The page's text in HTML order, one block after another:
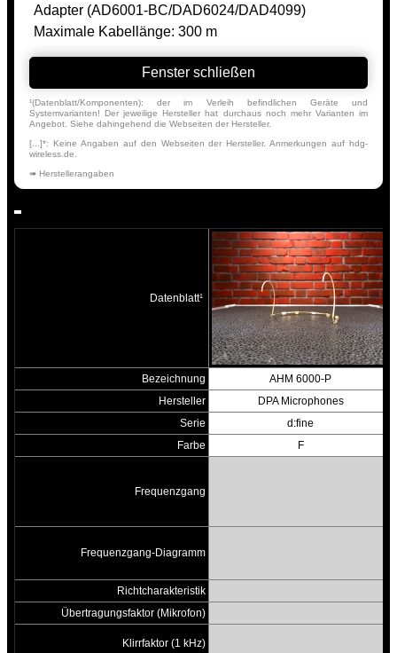
Adapter (AD6001-BC/DAD6024/DAD4099)
Maximale Kabellänge: 300 m
Fenster schließen
¹(Datenblatt/Komponenten): der im Verleih befindlichen Geräte und
Systemvarianten! Der jeweilige Hersteller hat durchaus noch mehr Varianten im
Angebot. Siehe dahingehend die Webseiten der Hersteller.
[...]*: Keine Angaben auf den Webseiten der Hersteller. Anmerkungen auf hdg-
wireless.de.
➠ Herstellerangaben
Datenblatt¹
Bezeichnung
AHM 6000-P
Hersteller
DPA Microphones
Serie
d:fine
Farbe
F
Frequenzgang
Frequenzgang-Diagramm
Richtcharakteristik
Übertragungsfaktor (Mikrofon)
Klirrfaktor (1 kHz)